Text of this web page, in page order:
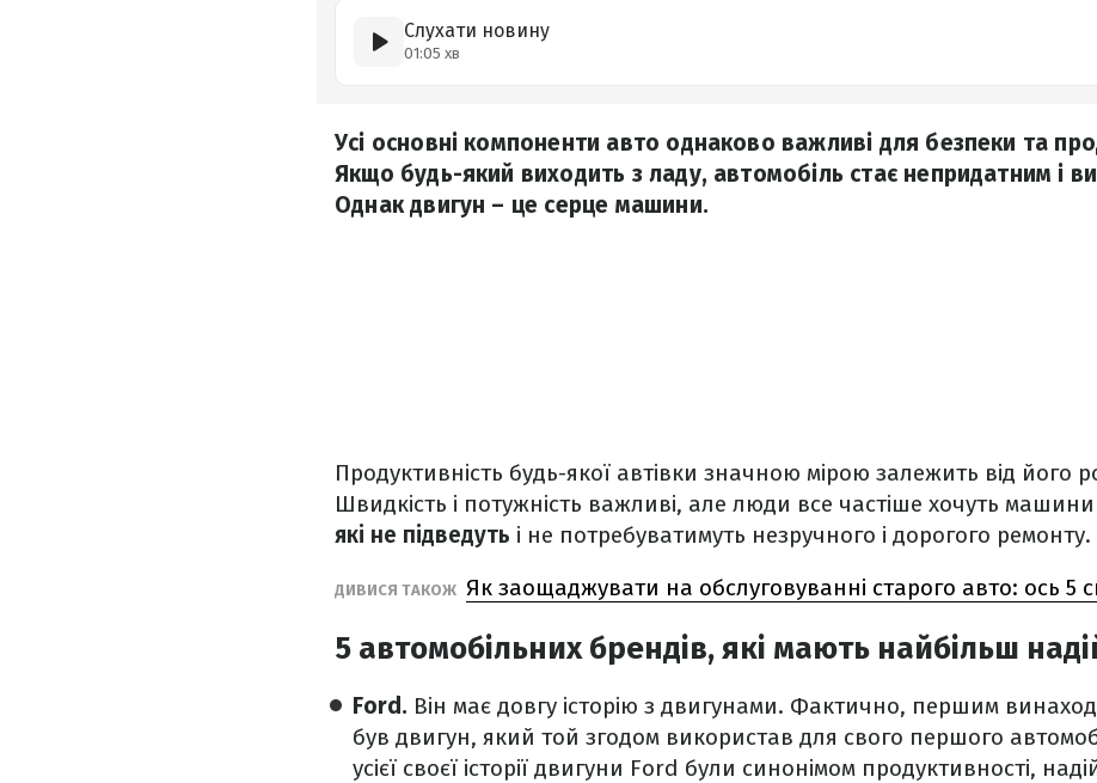
Слухати новину
01:05 хв
Усі основні компоненти авто однаково важливі для безпеки та
Якщо будь-який виходить з ладу, автомобіль стає непридатним і
Однак двигун – це серце машини.
Продуктивність будь-якої автівки значною мірою залежить від його
Швидкість і потужність важливі, але люди все частіше хочуть
які не підведуть і не потребуватимуть незручного і дорогого ремонту.
ДИВИСЯ ТАКОЖ Як заощаджувати на обслуговуванні старого авто: ось 5
5 автомобільних брендів, які мають найбільш
Ford. Він має довгу історію з двигунами. Фактично, першим
був двигун, який той згодом використав для свого першого
усієї своєї історії двигуни Ford були синонімом продуктивності,